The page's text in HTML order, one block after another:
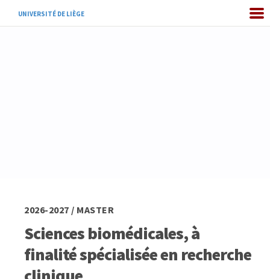
UNIVERSITÉ DE LIÈGE
2026-2027 / MASTER
Sciences biomédicales, à
finalité spécialisée en recherche